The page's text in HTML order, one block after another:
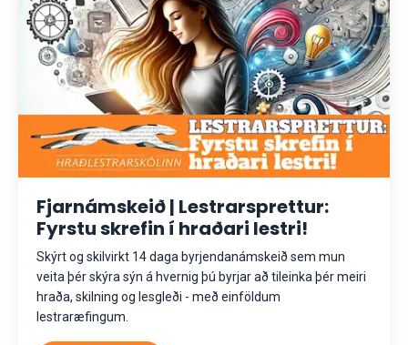
Fjarnámskeið | Lestrarsprettur:
Fyrstu skrefin í hraðari lestri!
Skýrt og skilvirkt 14 daga byrjendanámskeið sem mun
veita þér skýra sýn á hvernig þú byrjar að tileinka þér meiri
hraða, skilning og lesgleði - með einföldum
lestraræfingum.